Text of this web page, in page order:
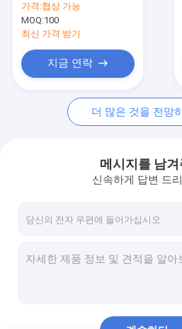
저희와 연락
뉴스
인용 을 요청 하십시오
마이크로파 운동 측정기
controller with 5-year
warranty period
가격:협상 가능
MOQ:100
최신 가격 받기
지금 연락
더 많은 것을 전망
메시지를 남
신속하게 답변 드